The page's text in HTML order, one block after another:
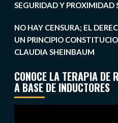
SEGURIDAD Y PROXIMIDAD
NO HAY CENSURA; EL
UN PRINCIPIO
CLAUDIA SHEINBAUM
CONOCE LA TERAPIA DE
A BASE DE INDUCTORES